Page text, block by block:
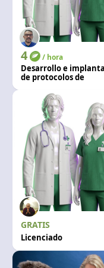
4 / hora
Desarrollo e
de protocolos de
y sistemas de
epidemiológica
GRATIS
Licenciado